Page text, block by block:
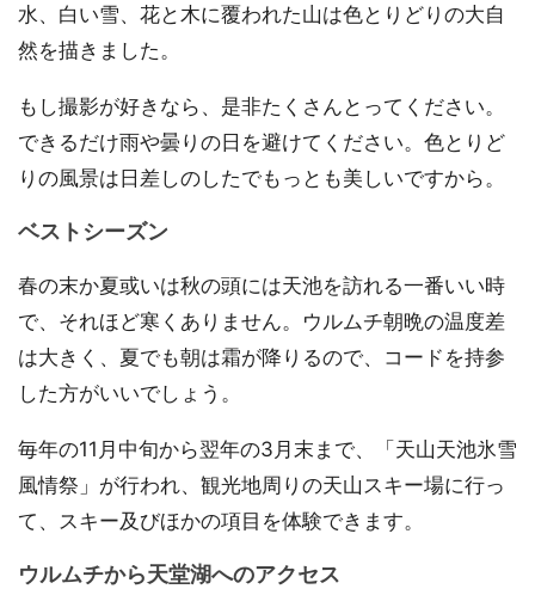
水、白い雪、花と木に覆われた山は色とりどりの大自
然を描きました。
もし撮影が好きなら、是非たくさんとってください。
できるだけ雨や曇りの日を避けてください。色とりど
りの風景は日差しのしたでもっとも美しいですから。
ベストシーズン
春の末か夏或いは秋の頭には天池を訪れる一番いい時
で、それほど寒くありません。ウルムチ朝晩の温度差
は大きく、夏でも朝は霜が降りるので、コードを持参
した方がいいでしょう。
毎年の11月中旬から翌年の3月末まで、「天山天池氷雪
風情祭」が行われ、観光地周りの天山スキー場に行っ
て、スキー及びほかの項目を体験できます。
ウルムチから天堂湖へのアクセス